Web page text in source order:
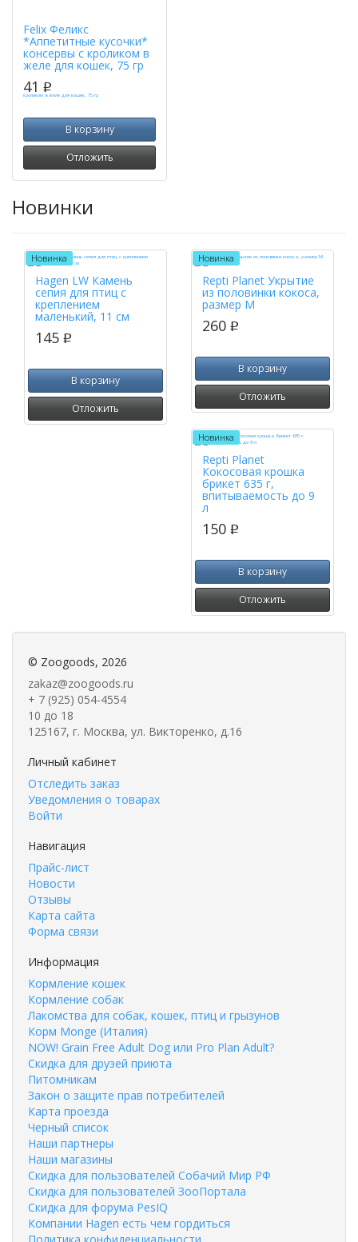
Felix Феликс
*Аппетитные кусочки*
консервы с кроликом в
желе для кошек, 75 гр
41 p
В корзину
Отложить
Новинки
Новинка
Hagen LW Камень
сепия для птиц с
креплением
маленький, 11 см
145 p
В корзину
Отложить
Новинка
Repti Planet Укрытие
из половинки кокоса,
размер M
260 p
В корзину
Отложить
Новинка
Repti Planet
Кокосовая крошка
брикет 635 г,
впитываемость до 9
л
150 p
В корзину
Отложить
© Zoogoods, 2026
zakaz@zoogoods.ru
+ 7 (925) 054-4554
10 до 18
125167, г. Москва, ул. Викторенко, д.16
Личный кабинет
Отследить заказ
Уведомления о товарах
Войти
Навигация
Прайс-лист
Новости
Отзывы
Карта сайта
Форма связи
Информация
Кормление кошек
Кормление собак
Лакомства для собак, кошек, птиц и грызунов
Корм Monge (Италия)
NOW! Grain Free Adult Dog или Pro Plan Adult?
Скидка для друзей приюта
Питомникам
Закон о защите прав потребителей
Карта проезда
Черный список
Наши партнеры
Наши магазины
Скидка для пользователей Собачий Мир РФ
Скидка для пользователей ЗооПортала
Скидка для форума PesIQ
Компании Hagen есть чем гордиться